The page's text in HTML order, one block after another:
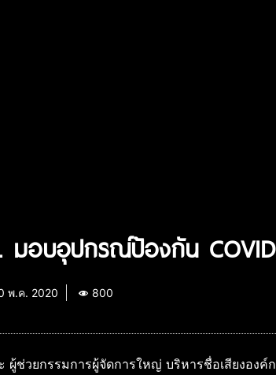
อบอุปกรณ์ป้องกัน COVID-
พ.ค. 2020 800
ผู้ช่วยกรรมการผู้จัดการใหญ่ บริหารชื่อเสียงอง